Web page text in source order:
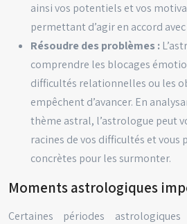
ainsi vos potentiels et vos
permettant d’agir en accord
Résoudre des problèmes :
comprendre les blocages
difficultés relationnelles ou les
empêchent d’avancer. En
thème astral, l’astrologue peut
racines de vos difficultés et
concrètes pour les surmonter.
Moments astrologiques
Certaines périodes